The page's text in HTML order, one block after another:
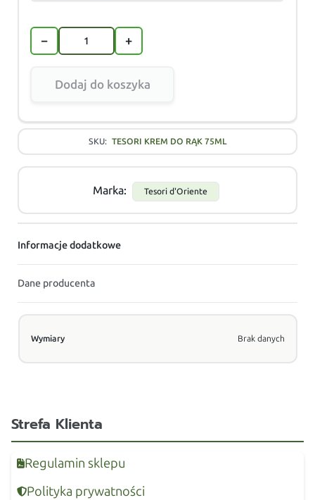
− +
Dodaj do koszyka
SKU: TESORI KREM DO RĄK 75ML
Marka: Tesori d'Oriente
Informacje dodatkowe
Dane producenta
Wymiary Brak danych
Strefa Klienta
Regulamin sklepu
Polityka prywatności